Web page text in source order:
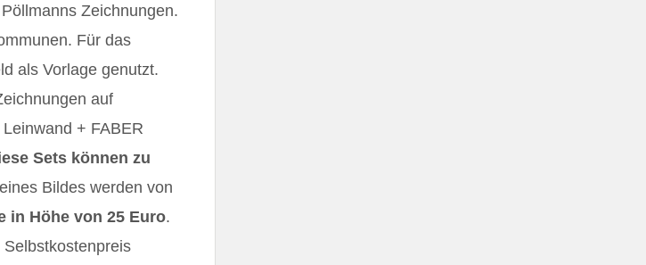
Zeichnungen.
Für das
als Vorlage genutzt.
auf
+ FABER
Sets können zu
Bildes werden von
in Höhe von 25 Euro.